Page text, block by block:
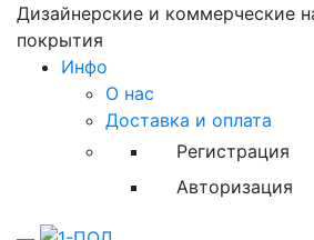
Дизайнерские и коммерческие
покрытия
Инфо
О нас
Доставка и оплата
Регистрация
Авторизация